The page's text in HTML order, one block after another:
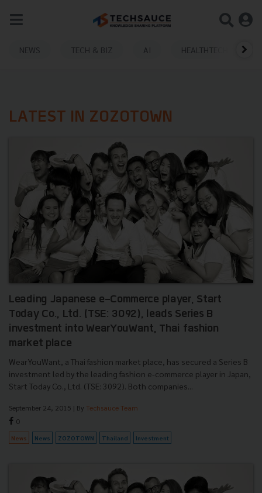
NEWS TECH & BIZ AI HEALTHTECH
LATEST IN ZOZOTOWN
Leading Japanese e-Commerce player, Start
Today Co., Ltd. (TSE: 3092), leads Series B
investment into WearYouWant, Thai fashion
market place
WearYouWant, a Thai fashion market place, has secured a Series B
investment led by the leading fashion e-commerce player in Japan,
Start Today Co., Ltd. (TSE: 3092). Both companies...
September 24, 2015 | By Techsauce Team
0
News News ZOZOTOWN Thailand Investment